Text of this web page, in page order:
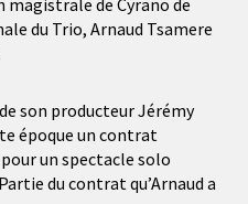
de Cyrano de
du Trio, Arnaud Tsamere
son producteur Jérémy
époque un contrat
un spectacle solo
du contrat qu’Arnaud a